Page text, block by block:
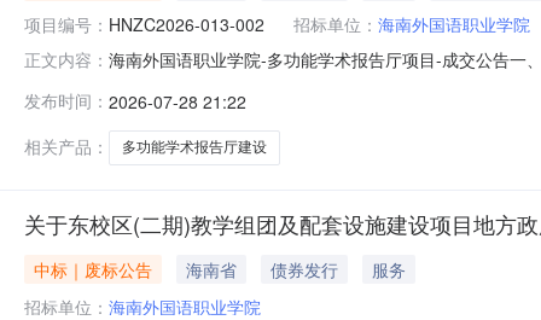
项目编号： HNZC2026-013-002 招标单位： 海南外国语职业学院
正文内容： 海南外国语职业学院-多功能学术报告厅项目-成交公告
经理执业证书信息1多功能学术报告厅项目详见附件竞争
费
发布时间： 2026-07-28 21:22
相关产品：
多功能学术报告厅建设
关于东校区(二期)教学组团及配套设施建设项目地方
中标｜废标公告 海南省 债券发行
服务
招标单位： 海南外国语职业学院